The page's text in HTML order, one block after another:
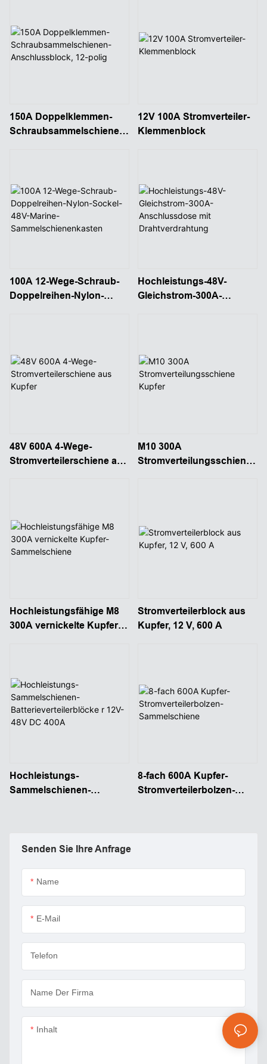
Senden Sie Ihre Anfrage
Name
E-Mail
Telefon
Name Der Firma
Inhalt
150A Doppelklemmen-
Schraubsammelschienen-
12V 100A Stromverteiler-
Klemmenblock
100A 12-Wege-Schraub-
Doppelreihen-Nylon-
Hochleistungs-48V-
Gleichstrom-300A-
48V 600A 4-Wege-
Stromverteilerschiene aus
M10 300A
Stromverteilungsschiene
Hochleistungsfähige M8
300A vernickelte Kupfer-
Stromverteilerblock aus
Kupfer, 12 V, 600 A
Hochleistungs-
Sammelschienen-
8-fach 600A Kupfer-
Stromverteilerbolzen-